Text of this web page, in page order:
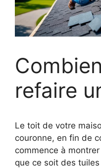
refaire
Le toit de votre
couronne, en fin de
commence à
que ce soit des